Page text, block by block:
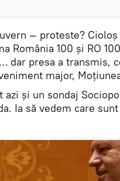
— proteste?
România 100 şi RO
dar presa a transmis,
major,
azi și un sondaj
Ia să vedem care